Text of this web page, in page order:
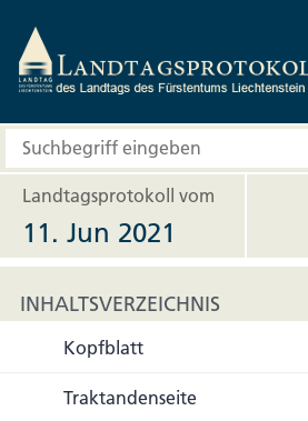
Landtagsprotokoll vom
11. Jun 2021
INHALTSVERZEICHNIS
Kopfblatt
Traktandenseite